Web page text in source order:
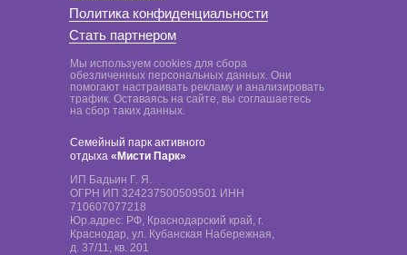
ИП Бадьин Г. Я.
ОГРН ИП 324237500509501 ИНН
710607077218
Юр.адрес: РФ, Краснодарский край, г.
Краснодар, ул. Кубанская Набережная,
д. 37/11, кв. 201
Семейный парк активного
отдыха «Мисти Парк»
Мы используем cookies для сбора
обезличенных персональных данных. Они
помогают настраивать рекламу и анализировать
трафик. Оставаясь на сайте, вы соглашаетесь
на сбор таких данных.
Политика конфиденциальности
Стать партнером